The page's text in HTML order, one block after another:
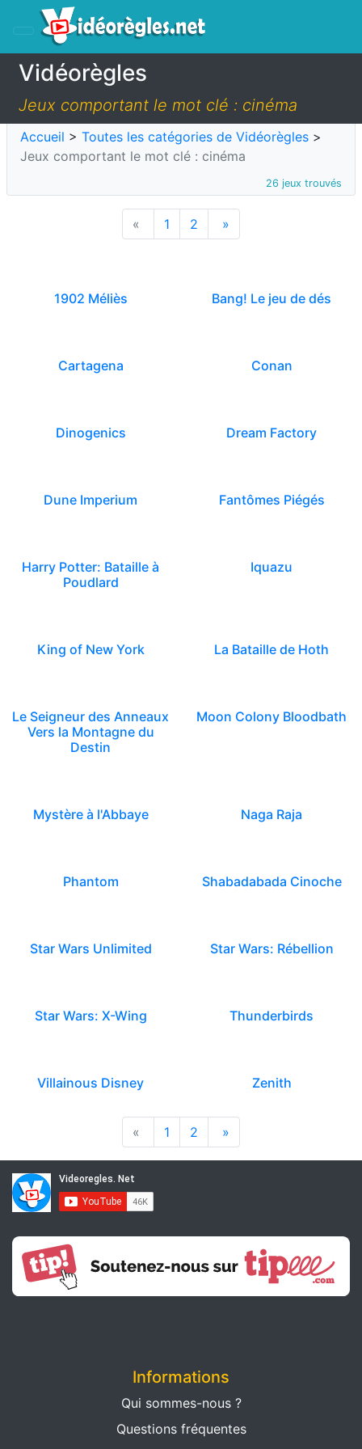
Vidéorègles
Jeux comportant le mot clé : cinéma
Accueil > Toutes les catégories de Vidéorègles >
Jeux comportant le mot clé : cinéma
26 jeux trouvés
« 1 2 »
1902 Méliès Bang! Le jeu de dés
Cartagena Conan
Dinogenics Dream Factory
Dune Imperium Fantômes Piégés
Harry Potter: Bataille à
Poudlard
Iquazu
King of New York La Bataille de Hoth
Le Seigneur des Anneaux
Vers la Montagne du
Destin
Moon Colony Bloodbath
Mystère à l'Abbaye Naga Raja
Phantom Shabadabada Cinoche
Star Wars Unlimited Star Wars: Rébellion
Star Wars: X-Wing Thunderbirds
Villainous Disney Zenith
« 1 2 »
Informations
Qui sommes-nous ?
Questions fréquentes